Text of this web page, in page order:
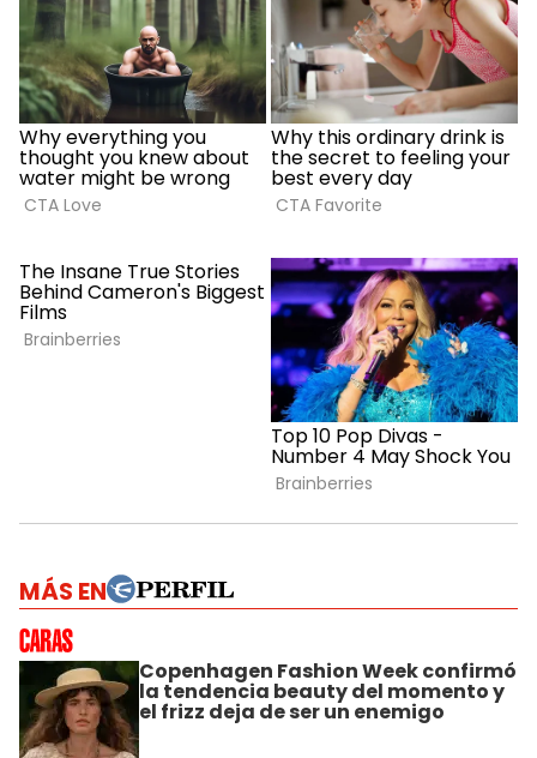
MÁS EN
Copenhagen Fashion Week confirmó
la tendencia beauty del momento y
el frizz deja de ser un enemigo